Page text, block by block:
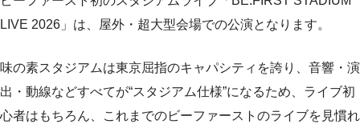
LIVE 2026」は、屋外・超大型会場での公演となります。
味の素スタジアムは東京屈指のキャパシティを誇り、音響・演
出・動線などすべてが“スタジアム仕様”になるため、ライブ初
心者はもちろん、これまでのビーファーストのライブを見慣れ